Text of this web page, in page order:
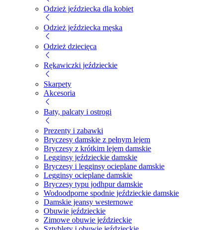
Odzież jeździecka dla kobiet
Odzież jeździecka męska
Odzież dziecięca
Rękawiczki jeździeckie
Skarpety
Akcesoria
Baty, palcaty i ostrogi
Prezenty i zabawki
Bryczesy damskie z pełnym lejem
Bryczesy z krótkim lejem damskie
Legginsy jeździeckie damskie
Bryczesy i legginsy ocieplane damskie
Legginsy ocieplane damskie
Bryczesy typu jodhpur damskie
Wodoodporne spodnie jeździeckie damskie
Damskie jeansy westernowe
Obuwie jeździeckie
Zimowe obuwie jeździeckie